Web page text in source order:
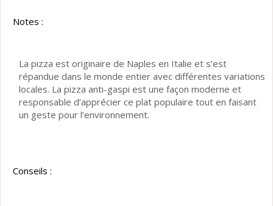
Notes :
La pizza est originaire de Naples en Italie et s’est
répandue dans le monde entier avec différentes variations
locales. La pizza anti-gaspi est une façon moderne et
responsable d’apprécier ce plat populaire tout en faisant
un geste pour l’environnement.
Conseils :